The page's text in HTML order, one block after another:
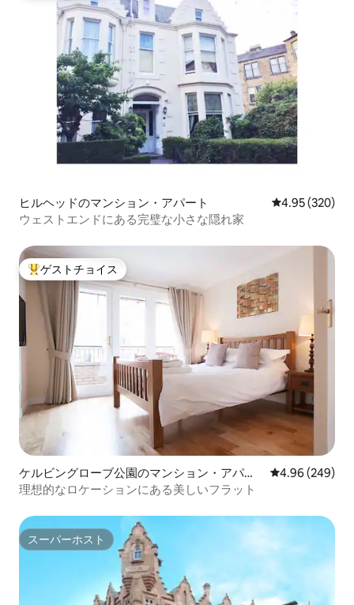
ヒルヘッドのマンション・アパート レビュー320
4.95 (320)
ウェストエンドにある完璧な小さな隠れ家
大好評のゲストチョイスです。
ゲストチョイス
ケルビングローブ公園のマンション・アパー
ト
レビュー249
4.96 (249)
理想的なロケーションにある美しいフラット
スーパーホスト
スーパーホスト